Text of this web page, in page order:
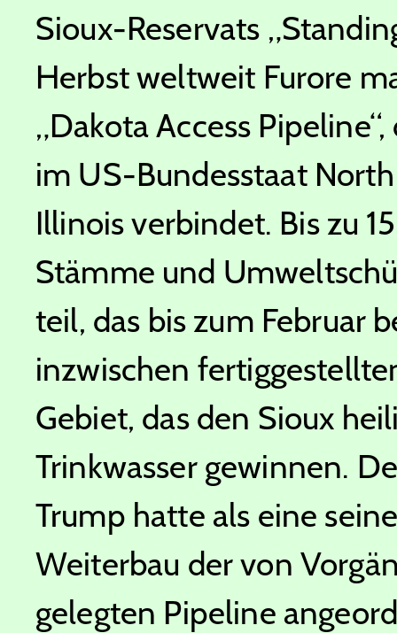
Sioux-Reservats
Herbst weltweit Furore
„Dakota Access
im US-Bundesstaat
Illinois verbindet. Bis zu
Stämme und
teil, das bis zum Februar
inzwischen
Gebiet, das den Sioux
Trinkwasser gewinnen.
Trump hatte als eine
Weiterbau der von
gelegten Pipeline